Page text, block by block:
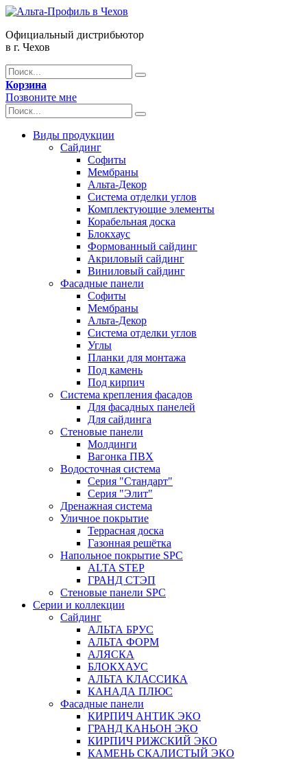
Официальный дистрибьютор
в г. Чехов
Корзина
Позвоните мне
Виды продукции
Сайдинг
Софиты
Мембраны
Альта-Декор
Система отделки углов
Комплектующие элементы
Корабельная доска
Блокхаус
Формованный сайдинг
Акриловый сайдинг
Виниловый сайдинг
Фасадные панели
Софиты
Мембраны
Альта-Декор
Система отделки углов
Углы
Планки для монтажа
Под камень
Под кирпич
Система крепления фасадов
Для фасадных панелей
Для сайдинга
Стеновые панели
Молдинги
Вагонка ПВХ
Водосточная система
Серия "Стандарт"
Серия "Элит"
Дренажная система
Уличное покрытие
Террасная доска
Газонная решётка
Напольное покрытие SPC
ALTA STEP
ГРАНД СТЭП
Стеновые панели SPC
Серии и коллекции
Сайдинг
АЛЬТА БРУС
АЛЬТА ФОРМ
АЛЯСКА
БЛОКХАУС
АЛЬТА КЛАССИКА
КАНАДА ПЛЮС
Фасадные панели
КИРПИЧ АНТИК ЭКО
ГРАНД КАНЬОН ЭКО
КИРПИЧ РИЖСКИЙ ЭКО
КАМЕНЬ СКАЛИСТЫЙ ЭКО